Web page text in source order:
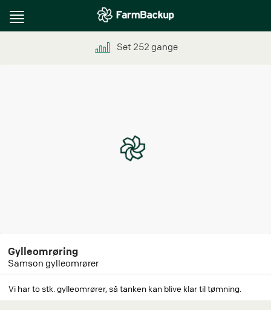
Toggle
Set 252 gange
Gylleomrøring
Samson gylleomrører
Vi har to stk. gylleomrører, så tanken kan blive klar til tømning.